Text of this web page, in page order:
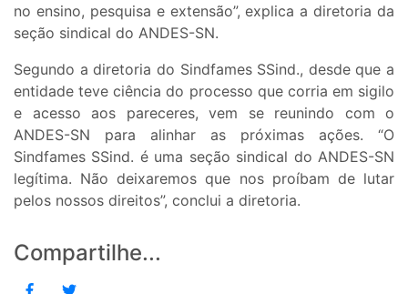
no ensino, pesquisa e extensão”, explica a diretoria da
seção sindical do ANDES-SN.
Segundo a diretoria do Sindfames SSind., desde que a
entidade teve ciência do processo que corria em sigilo
e acesso aos pareceres, vem se reunindo com o
ANDES-SN para alinhar as próximas ações. “O
Sindfames SSind. é uma seção sindical do ANDES-SN
legítima. Não deixaremos que nos proíbam de lutar
pelos nossos direitos”, conclui a diretoria.
Compartilhe...